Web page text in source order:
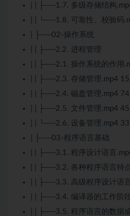
| | ├──1.7. 多级存储结构
| | └──1.8. 可靠性、校验码
| ├──02-操作系统
| | ├──2.2. 进程管理
| | ├──2.1. 操作系统的作用
| | ├──2.3. 存储管理.mp4
| | ├──2.4. 磁盘管理.mp4
| | ├──2.5. 文件管理.mp4
| | └──2.6. 设备管理.mp4
| ├──03-程序语言基础
| | ├──3.1. 程序设计语言
| | ├──3.2. 各种程序语言特
| | ├──3.3. 高级程序设计语
| | ├──3.4. 编译器的工作阶
| | ├──3.5. 程序语言的数据